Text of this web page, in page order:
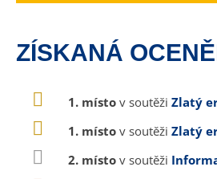
ZÍSKANÁ
1. místo v soutěži Zlatý
1. místo v soutěži Zlatý
2. místo v soutěži